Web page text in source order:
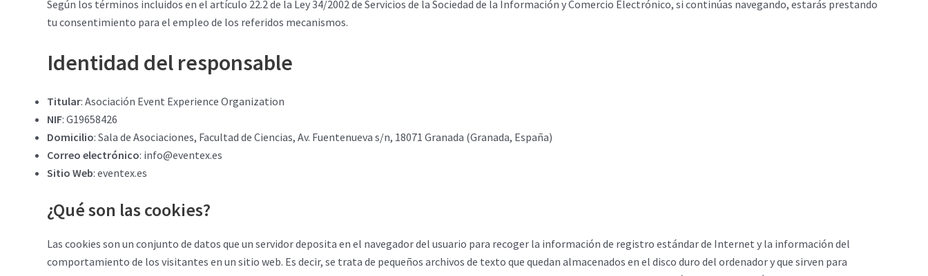
Según los términos incluidos en el artículo 22.2 de la Ley 34/2002 de Servicios de la Sociedad de la Información y Comercio Electrónico, si continúas navegando, estarás prestando
tu consentimiento para el empleo de los referidos mecanismos.
Identidad del responsable
Titular: Asociación Event Experience Organization
NIF: G19658426
Domicilio: Sala de Asociaciones, Facultad de Ciencias, Av. Fuentenueva s/n, 18071 Granada (Granada, España)
Correo electrónico: info@eventex.es
Sitio Web: eventex.es
¿Qué son las cookies?
Las cookies son un conjunto de datos que un servidor deposita en el navegador del usuario para recoger la información de registro estándar de Internet y la información del
comportamiento de los visitantes en un sitio web. Es decir, se trata de pequeños archivos de texto que quedan almacenados en el disco duro del ordenador y que sirven para